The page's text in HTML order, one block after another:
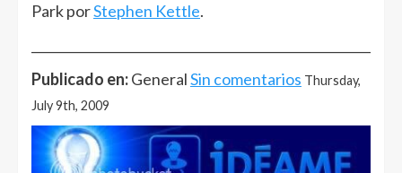
Park porStephen Kettle.
Publicado en:GeneralSin comentarios Thursday,
July 9th, 2009